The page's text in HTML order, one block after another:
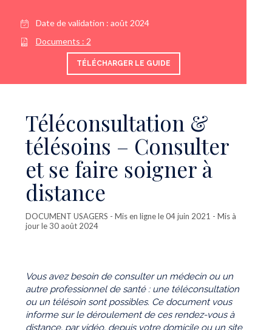
Date de validation : août 2024
Documents : 2
TÉLÉCHARGER LE GUIDE
Téléconsultation &
télésoins – Consulter
et se faire soigner à
distance
DOCUMENT USAGERS - Mis en ligne le 04 juin 2021 - Mis à
jour le 30 août 2024
Vous avez besoin de consulter un médecin ou un
autre professionnel de santé : une téléconsultation
ou un télésoin sont possibles. Ce document vous
informe sur le déroulement de ces rendez-vous à
distance, par vidéo, depuis votre domicile ou un site